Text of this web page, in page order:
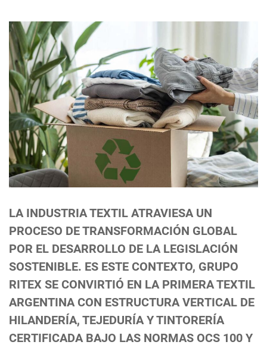
LA INDUSTRIA TEXTIL ATRAVIESA UN
PROCESO DE TRANSFORMACIÓN GLOBAL
POR EL DESARROLLO DE LA LEGISLACIÓN
SOSTENIBLE. ES ESTE CONTEXTO, GRUPO
RITEX SE CONVIRTIÓ EN LA PRIMERA TEXTIL
ARGENTINA CON ESTRUCTURA VERTICAL DE
HILANDERÍA, TEJEDURÍA Y TINTORERÍA
CERTIFICADA BAJO LAS NORMAS OCS 100 Y